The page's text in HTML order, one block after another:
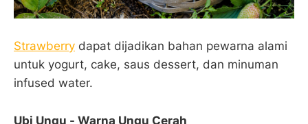
Strawberry dapat dijadikan bahan pewarna alami
untuk yogurt, cake, saus dessert, dan minuman
infused water.
Ubi Ungu - Warna Ungu Cerah